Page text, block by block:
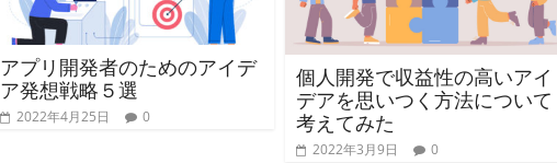
アプリ開発者のためのアイデ
ア発想戦略５選
2022年4月25日 0
個人開発で収益性の高いアイ
デアを思いつく方法について
考えてみた
2022年3月9日 0